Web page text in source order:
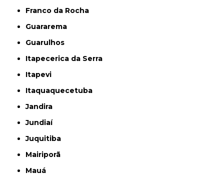
Franco da Rocha
Guararema
Guarulhos
Itapecerica da Serra
Itapevi
Itaquaquecetuba
Jandira
Jundiaí
Juquitiba
Mairiporã
Mauá